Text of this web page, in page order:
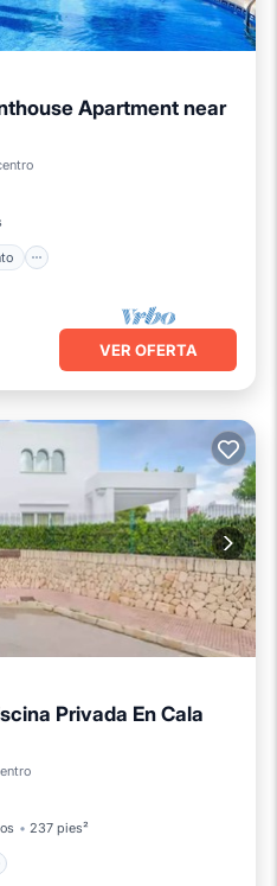
Apartment near
VER OFERTA
Privada En Cala
237 pies²